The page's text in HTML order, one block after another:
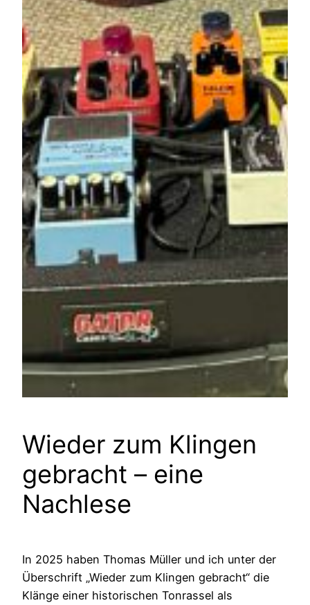
Wieder zum Klingen
gebracht – eine
Nachlese
In 2025 haben Thomas Müller und ich unter der
Überschrift „Wieder zum Klingen gebracht“ die
Klänge einer historischen Tonrassel als